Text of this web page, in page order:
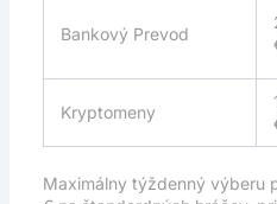
Bankový Prevod
Kryptomeny
Maximálny týždenný výberu